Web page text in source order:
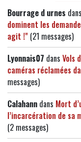
Bourrage d urnes dans
dominent les
agit !" (21 messages)
Lyonnais07 dans Vols
caméras réclamées
messages)
Calahann dans Mort
l’incarcération de sa
(2 messages)